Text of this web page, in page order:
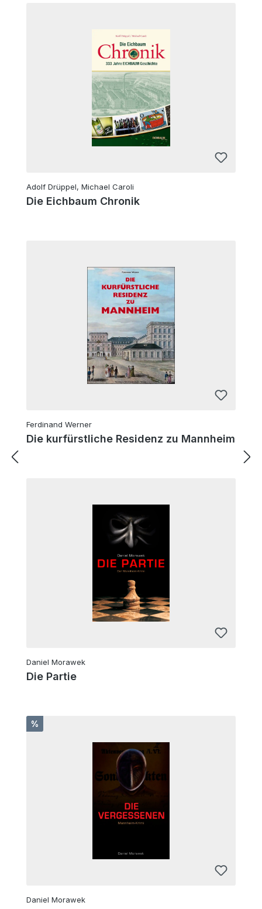
Adolf Drüppel, Michael Caroli
Die Eichbaum Chronik
Ferdinand Werner
Die kurfürstliche Residenz zu Mannheim
Daniel Morawek
Die Partie
Rabatt
%
Daniel Morawek